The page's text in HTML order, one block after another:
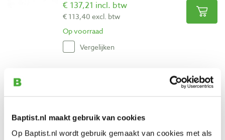
Baptist.nl maakt gebruik van cookies
Op Baptist.nl wordt gebruik gemaakt van cookies met als
€ 137,21 incl. btw
€ 113,40 excl. btw
Op voorraad
Vergelijken
Mafell bladverbreding voor Erika 85
€ 269,10 excl. btw
Op voorraad